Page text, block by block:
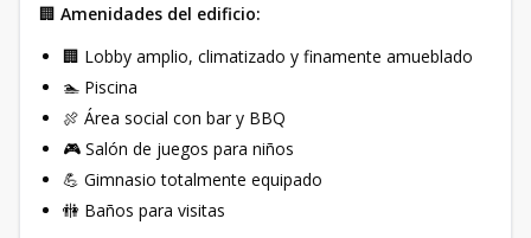
🏢 Amenidades del edificio:
🏢 Lobby amplio, climatizado y finamente amueblado
🏊 Piscina
🍖 Área social con bar y BBQ
🎮 Salón de juegos para niños
💪 Gimnasio totalmente equipado
🚻 Baños para visitas